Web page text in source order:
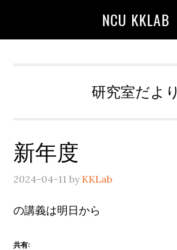
NCU KKLAB
研究室だより
新年度
2024-04-11 by KKLab
の講義は明日から
共有: